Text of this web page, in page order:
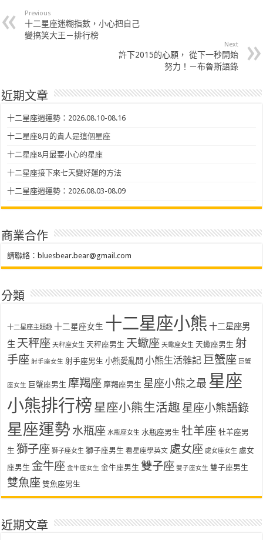
Previous
十二星座迷糊指數，小心把自己
變搞笑大王－排行榜
Next
許下2015的心願， 從下一秒開始
努力！－布魯斯語錄
近期文章
十二星座週運勢：2026.08.10-08.16
十二星座8月的貴人是這個星座
十二星座8月最要小心的星座
十二星座接下來七天變好運的方法
十二星座週運勢：2026.08.03-08.09
商業合作
請聯絡：bluesbear.bear@gmail.com
分類
十二星座主題趣 十二星座女生 十二星座小熊 十二星座男
生 天秤座 天秤座女生 天秤座男生 天蠍座 天蠍座女生 天蠍座男生 射
手座 射手座女生 射手座男生 小熊愛亂問 小熊生活雜記 巨蟹座 巨蟹
座女生 巨蟹座男生 摩羯座 摩羯座男生 星座小熊之最 星座
小熊排行榜 星座小熊生活趣 星座小熊語錄
星座運勢 水瓶座 水瓶座女生 水瓶座男生 牡羊座 牡羊座男
生 獅子座 獅子座女生 獅子座男生 看星座學英文 處女座 處女座女生 處女
座男生 金牛座 金牛座女生 金牛座男生 雙子座 雙子座女生 雙子座男生
雙魚座 雙魚座男生
近期文章